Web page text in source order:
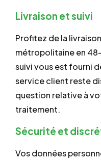
Livraison et suivi
Profitez de la
métropolitaine en
suivi vous est fourni
service client reste
question relative à
traitement.
Sécurité et
Vos données